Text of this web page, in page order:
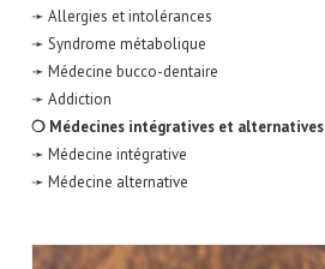
➛ Allergies et intolérances
➛ Syndrome métabolique
➛ Médecine bucco-dentaire
➛ Addiction
❍ Médecines intégratives et alternatives
➛ Médecine intégrative
➛ Médecine alternative